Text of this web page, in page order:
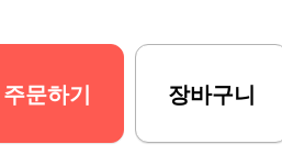
주문하기 장바구니